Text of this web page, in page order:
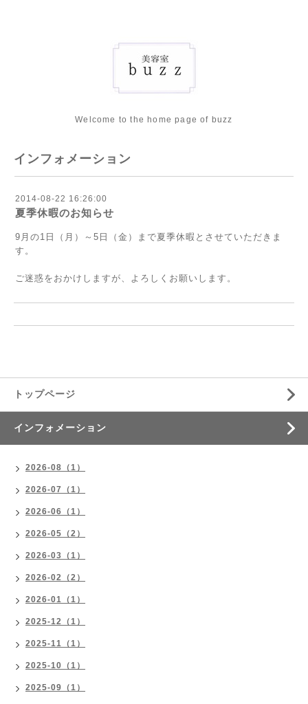
Welcome to the home page of buzz
インフォメーション
2014-08-22 16:26:00
夏季休暇のお知らせ
9月の1日（月）～5日（金）まで夏季休暇とさせていただきま
す。
ご迷惑をおかけしますが、よろしくお願いします。
トップページ
インフォメーション
2026-08（1）
2026-07（1）
2026-06（1）
2026-05（2）
2026-03（1）
2026-02（2）
2026-01（1）
2025-12（1）
2025-11（1）
2025-10（1）
2025-09（1）